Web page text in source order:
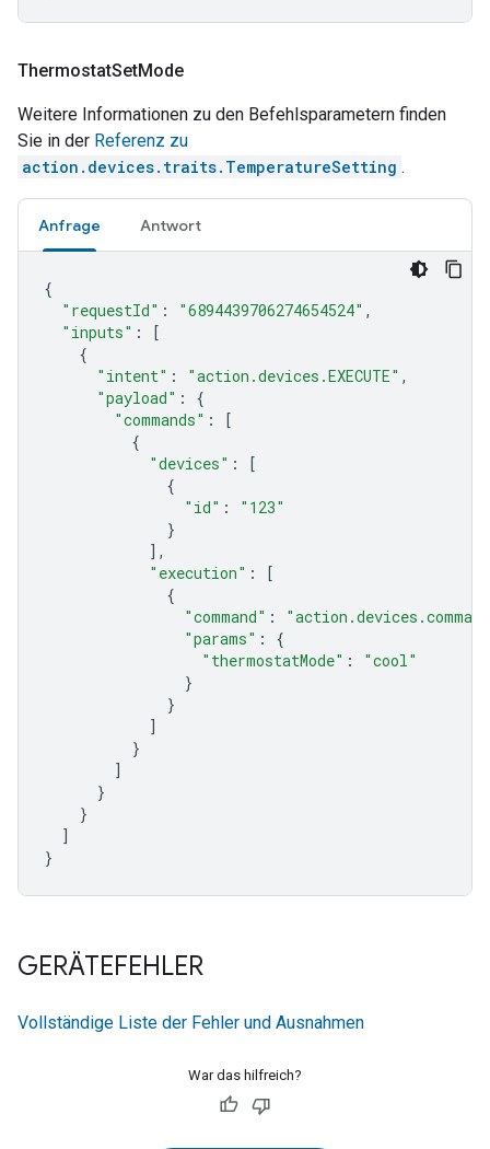
ThermostatSetMode
Weitere Informationen zu den Befehlsparametern finden
Sie in der Referenz zu
action.devices.traits.TemperatureSetting .
Anfrage Antwort
{
"requestId" : "6894439706274654524" ,
"inputs" :
[
{
"intent" : "action.devices.EXECUTE" ,
"payload" :
{
"commands" :
[
{
"devices" :
[
{
"id" :
"123"
}
],
"execution" :
[
{
"command" :
"params" :
{
"thermostatMode" :
"cool"
}
}
]
}
]
}
}
]
}
GERÄTEFEHLER
Vollständige Liste der Fehler und Ausnahmen
War das hilfreich?